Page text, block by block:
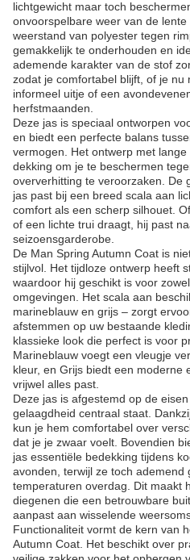
lichtgewicht maar toch
onvoorspelbare weer van de
weerstand van polyester tegen
gemakkelijk te onderhouden en
ademende karakter van de stof
zodat je comfortabel blijft, of je nu
informeel uitje of een
herfstmaanden.
Deze jas is speciaal ontworpen
en biedt een perfecte balans
vermogen. Het ontwerp met
dekking om je te beschermen
oververhitting te veroorzaken. De
jas past bij een breed scala aan
comfort als een scherp silhouet.
of een lichte trui draagt, hij past
seizoensgarderobe.
De Man Spring Autumn Coat is
stijlvol. Het tijdloze ontwerp heeft
waardoor hij geschikt is voor
omgevingen. Het scala aan
marineblauw en grijs – zorgt
afstemmen op uw bestaande
klassieke look die perfect is voor
Marineblauw voegt een vleugje
kleur, en Grijs biedt een moderne
vrijwel alles past.
Deze jas is afgestemd op de
gelaagdheid centraal staat.
kun je hem comfortabel over
dat je je zwaar voelt. Bovendien
jas essentiële bedekking tijdens
avonden, terwijl ze toch ademend
temperaturen overdag. Dit maakt
diegenen die een betrouwbare
aanpast aan wisselende
Functionaliteit vormt de kern van
Autumn Coat. Het beschikt over